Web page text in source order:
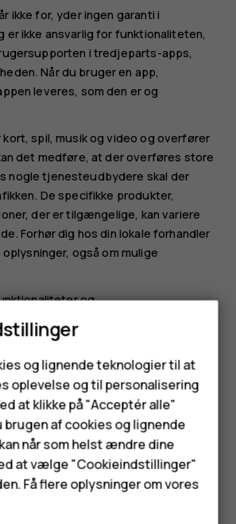
telefoner
M
ikke for, yder ingen garanti i
er ikke ansvarlig for funktionaliteten,
i tredjeparts-apps,
Når du bruger en app,
leveres, som den er og
kort, spil, musik og video og overfører
det medføre, at der overføres store
nogle tjenesteudbydere skal der
De specifikke produkter,
der er tilgængelige, kan variere
Forhør dig hos din lokale forhandler
også om mulige
og
vilkår, betingelser og gebyrer.
funktioner og andre
kan ændres uden varsel.
om beskyttelse af personlige
tilgængelig på
privacy]
privacy), gælder for din brug af
eksklusiv licens til Nokia-mærket til
og lignende teknologier til at
oplevelse og til personalisering
at klikke på "Acceptér alle"
af cookies og lignende
når som helst ændre dine
at vælge "Cookieindstillinger"
Få flere oplysninger om vores